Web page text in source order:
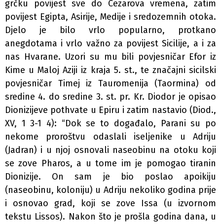
grčku povijest sve do Cezarova vremena, zatim
povijest Egipta, Asirije, Medije i sredozemnih otoka.
Djelo je bilo vrlo popularno, protkano
anegdotama i vrlo važno za povijest Sicilije, a i za
nas Hvarane. Uzori su mu bili povjesničar Efor iz
Kime u Maloj Aziji iz kraja 5. st., te značajni sicilski
povjesničar Timej iz Tauromenija (Taormina) od
sredine 4. do sredine 3. st. pr. Kr. Diodor je opisao
Dionizijeve pothvate u Epiru i zatim nastavio (Diod.,
XV, 1 3-1 4): “Dok se to događalo, Parani su po
nekome proroštvu odaslali iseljenike u Adriju
(Jadran) i u njoj osnovali naseobinu na otoku koji
se zove Pharos, a u tome im je pomogao tiranin
Dionizije. On sam je bio poslao apoikiju
(naseobinu, koloniju) u Adriju nekoliko godina prije
i osnovao grad, koji se zove Issa (u izvornom
tekstu Lissos). Nakon što je prošla godina dana, u